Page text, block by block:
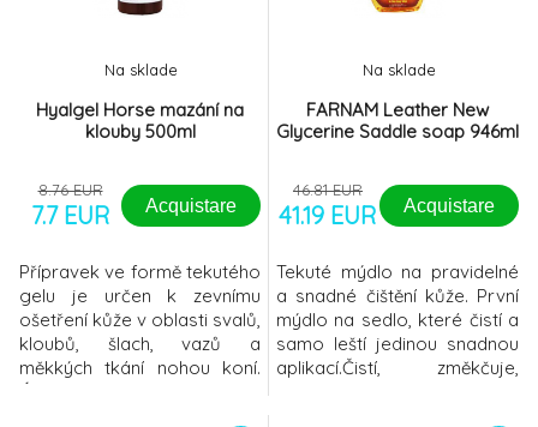
Hyalgel Horse mazání na
klouby 500ml
Na sklade
8.76 EUR
7.7 EUR Acquistare
Přípravek ve formě tekutého
gelu je určen k zevnímu
ošetření kůže v oblasti svalů,
kloubů, šlach, vazů a
měkkých tkání nohou koní.
Účinné látky „Hyalgel joint
FARNAM Leather New
Glycerine Saddle soap 946ml
Na sklade
46.81 EUR
41.19 EUR Acquistare
Tekuté mýdlo na pravidelné
a snadné čištění kůže. První
mýdlo na sedlo, které čistí a
samo leští jedinou snadnou
aplikací.Čistí, změkčuje,